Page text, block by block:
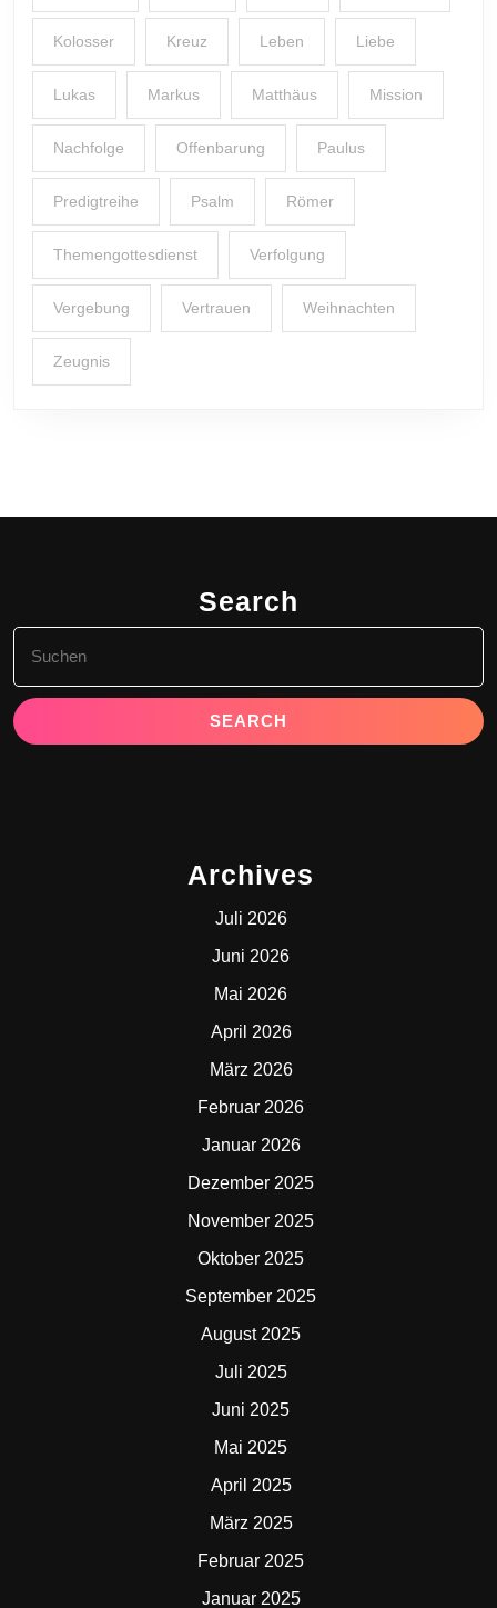
Kolosser Kreuz Leben Liebe
Lukas Markus Matthäus Mission
Nachfolge Offenbarung Paulus
Predigtreihe Psalm Römer
Themengottesdienst Verfolgung
Vergebung Vertrauen Weihnachten
Zeugnis
Search
for:
Archives
Juli 2026
Juni 2026
Mai 2026
April 2026
März 2026
Februar 2026
Januar 2026
Dezember 2025
November 2025
Oktober 2025
September 2025
August 2025
Juli 2025
Juni 2025
Mai 2025
April 2025
März 2025
Februar 2025
Januar 2025